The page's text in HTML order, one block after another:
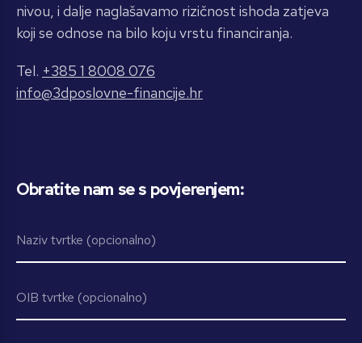
nivou, i dalje naglašavamo rizičnost ishoda zatjeva
koji se odnose na bilo koju vrstu financiranja.
Tel. +385 1 8008 076
info@3dposlovne-financije.hr
Obratite nam se s povjerenjem: